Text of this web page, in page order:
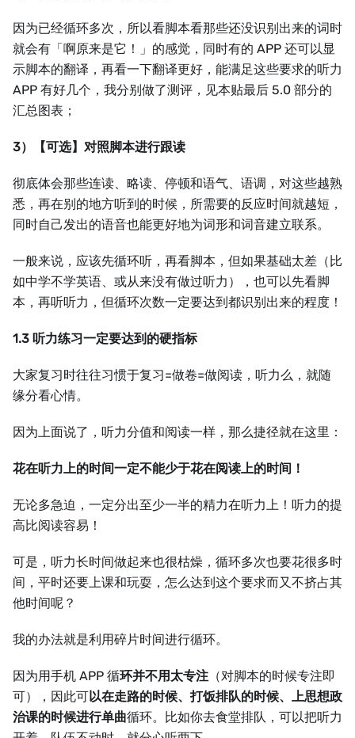
因为已经循环多次，所以看脚本看那些还没识别出来的词时
就会有「啊原来是它！」的感觉，同时有的 APP 还可以显
示脚本的翻译，再看一下翻译更好，能满足这些要求的听力
APP 有好几个，我分别做了测评，见本贴最后 5.0 部分的
汇总图表；
3）【可选】对照脚本进行跟读
彻底体会那些连读、略读、停顿和语气、语调，对这些越熟
悉，再在别的地方听到的时候，所需要的反应时间就越短，
同时自己发出的语音也能更好地为词形和词音建立联系。
一般来说，应该先循环听，再看脚本，但如果基础太差（比
如中学不学英语、或从来没有做过听力），也可以先看脚
本，再听听力，但循环次数一定要达到都识别出来的程度！
1.3 听力练习一定要达到的硬指标
大家复习时往往习惯于复习=做卷=做阅读，听力么，就随
缘分看心情。
因为上面说了，听力分值和阅读一样，那么捷径就在这里：
花在听力上的时间一定不能少于花在阅读上的时间！
无论多急迫，一定分出至少一半的精力在听力上！听力的提
高比阅读容易！
可是，听力长时间做起来也很枯燥，循环多次也要花很多时
间，平时还要上课和玩耍，怎么达到这个要求而又不挤占其
他时间呢？
我的办法就是利用碎片时间进行循环。
因为用手机 APP 循环并不用太专注 （对脚本的时候专注即
可），因此可以在走路的时候、打饭排队的时候、上思想政
治课的时候进行单曲循环。比如你去食堂排队，可以把听力